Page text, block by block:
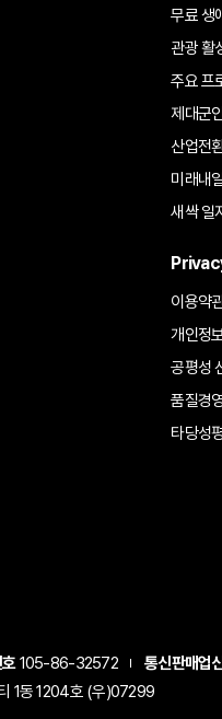
무료 생
관광 활
주요 프
제대군
산업전
미래내
새싹 일
이용약
개인정
공평성
품질경
타당성
105-86-32572 통신판매업
1동 1204호 (우)07299